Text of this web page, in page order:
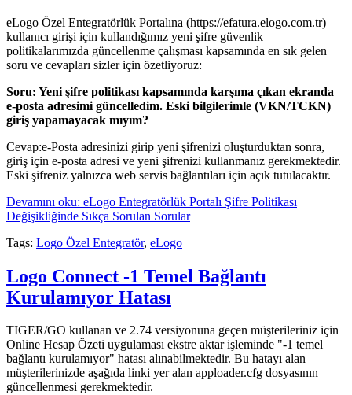
eLogo Özel Entegratörlük Portalına (https://efatura.elogo.com.tr)
kullanıcı girişi için kullandığımız yeni şifre güvenlik
politikalarımızda güncellenme çalışması kapsamında en sık gelen
soru ve cevapları sizler için özetliyoruz:
Soru: Yeni şifre politikası kapsamında karşıma çıkan ekranda
e-posta adresimi güncelledim. Eski bilgilerimle (VKN/TCKN)
giriş yapamayacak mıyım?
Cevap:e-Posta adresinizi girip yeni şifrenizi oluşturduktan sonra,
giriş için e-posta adresi ve yeni şifrenizi kullanmanız gerekmektedir.
Eski şifreniz yalnızca web servis bağlantıları için açık tutulacaktır.
Devamını oku: eLogo Entegratörlük Portalı Şifre Politikası
Değişikliğinde Sıkça Sorulan Sorular
Tags: Logo Özel Entegratör, eLogo
Logo Connect -1 Temel Bağlantı
Kurulamıyor Hatası
TIGER/GO kullanan ve 2.74 versiyonuna geçen müşterileriniz için
Online Hesap Özeti uygulaması ekstre aktar işleminde "-1 temel
bağlantı kurulamıyor" hatası alınabilmektedir. Bu hatayı alan
müşterilerinizde aşağıda linki yer alan apploader.cfg dosyasının
güncellenmesi gerekmektedir.